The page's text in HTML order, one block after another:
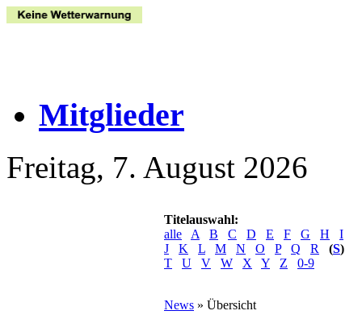
Mitglieder
Freitag, 7. August 2026
Titelauswahl:
alle
A B C D E F G H
I
J
K L M N O P Q R (S)
T
U V W X Y Z 0-9
News » Übersicht